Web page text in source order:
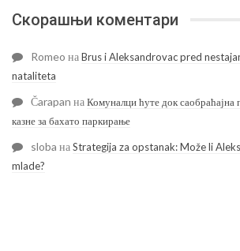
Скорашњи коментари
Romeo наBrus i Aleksandrovac pred
nataliteta
Čarapan наКомуналци ћуте док
казне за бахато паркирање
sloba наStrategija za opstanak: Može li
mlade?